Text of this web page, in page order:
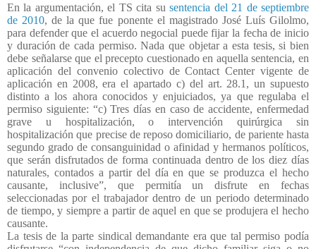
En la argumentación, el TS cita susentencia del 21 de septiembre
de 2010, de la que fue ponente el magistrado José Luís Gilolmo,
para defender que el acuerdo negocial puede fijar la fecha de inicio
y duración de cada permiso. Nada que objetar a esta tesis, si bien
debe señalarse que el precepto cuestionado en aquella sentencia, en
aplicación del convenio colectivo de Contact Center vigente de
aplicación en 2008, era el apartado c) del art. 28.1, un supuesto
distinto a los ahora conocidos y enjuiciados, ya que regulaba el
permiso siguiente: “c) Tres días en caso de accidente, enfermedad
grave u hospitalización, o intervención quirúrgica sin
hospitalización que precise de reposo domiciliario, de pariente hasta
segundo grado de consanguinidad o afinidad y hermanos políticos,
que serán disfrutados de forma continuada dentro de los diez días
naturales, contados a partir del día en que se produzca el hecho
causante, inclusive”, que permitía un disfrute en fechas
seleccionadas por el trabajador dentro de un periodo determinado
de tiempo, y siempre a partir de aquel en que se produjera el hecho
causante.
La tesis de la parte sindical demandante era que tal permiso podía